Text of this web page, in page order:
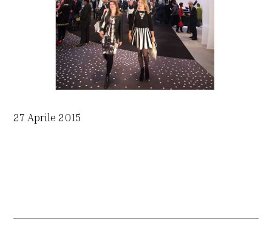
27 Aprile 2015